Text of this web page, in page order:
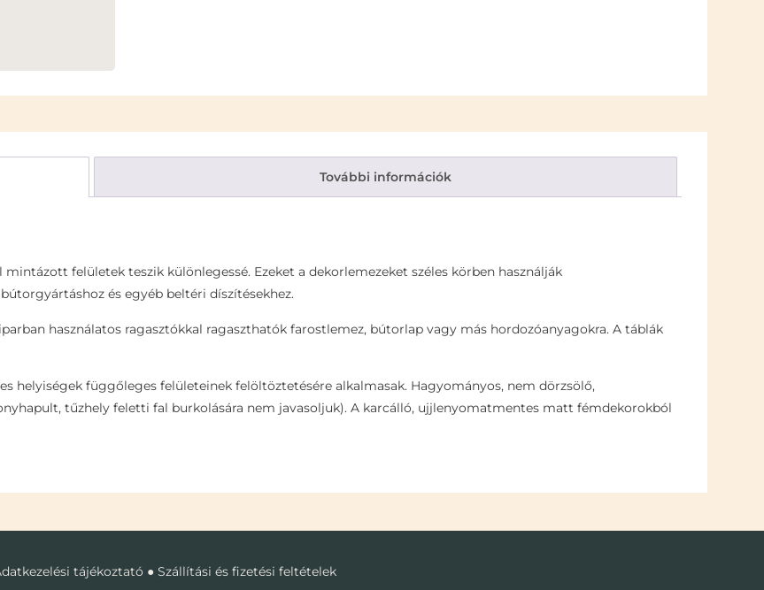
További információk
felületek teszik különlegessé. Ezeket a dekorlemezeket széles körben használják
és egyéb beltéri díszítésekhez.
használatos ragasztókkal ragaszthatók farostlemez, bútorlap vagy más hordozóanyagokra. A táblák
helyiségek függőleges felületeinek felöltöztetésére alkalmasak. Hagyományos, nem dörzsölő,
tűzhely feletti fal burkolására nem javasoljuk). A karcálló, ujjlenyomatmentes matt fémdekorokból
tájékoztató ● Szállítási és fizetési feltételek